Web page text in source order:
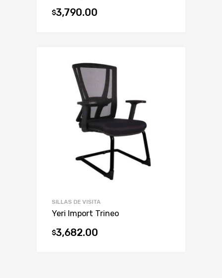
$3,790.00
SILLAS DE VISITA
Yeri Import Trineo
$3,682.00